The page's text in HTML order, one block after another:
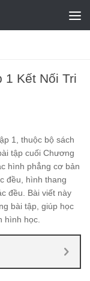
1 Kết Nối Tri
1, thuộc bộ sách
tập cuối Chương
hình phẳng cơ bản
đều, hình thang
đều. Bài viết này
bài tập, giúp học
hình học.